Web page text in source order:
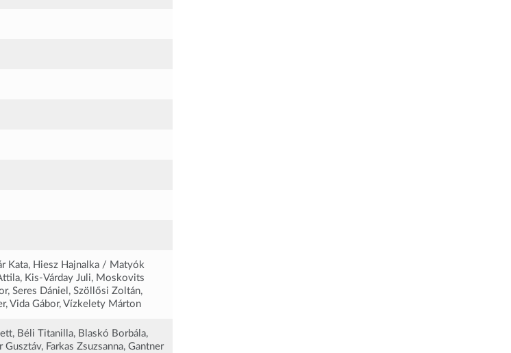
Kata, Hiesz Hajnalka / Matyók
Kis-Várday Juli, Moskovits
Seres Dániel, Szöllősi Zoltán,
Vida Gábor, Vízkelety Márton
Béli Titanilla, Blaskó Borbála,
Farkas Zsuzsanna, Gantner